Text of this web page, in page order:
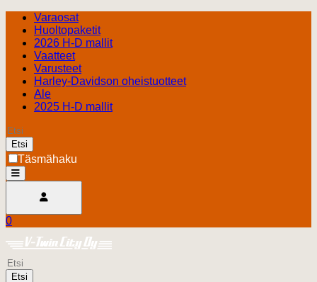
Varaosat
Huoltopaketit
2026 H-D mallit
Vaatteet
Varusteet
Harley-Davidson oheistuotteet
Ale
2025 H-D mallit
Etsi
Täsmähaku
open
Ostoskori
0.00 €
0
Harley Davidson Turku
Etsi